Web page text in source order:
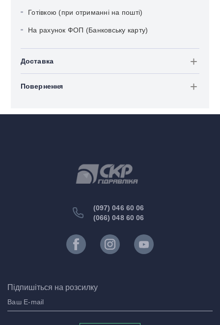
Готівкою (при отриманні на пошті)
На рахунок ФОП (Банковську карту)
Доставка
Повернення
(097) 046 60 06
(066) 048 60 06
Підпишіться на розсилку